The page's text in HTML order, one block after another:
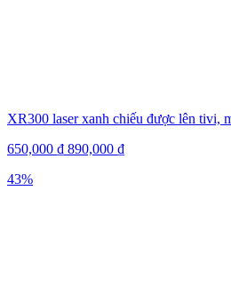
XR300 laser xanh chiếu được lên tivi,
650,000 ₫ 890,000 ₫
43%